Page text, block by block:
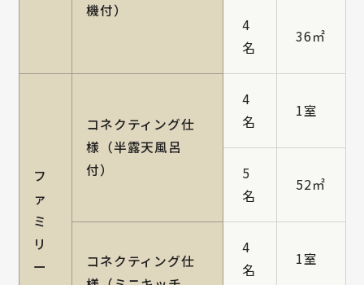
機付）
4
名
36㎡
フ
ァ
ミ
リ
ー
コネクティング仕
様（半露天風呂
付）
4
名
1室
5
名
52㎡
コネクティング仕
4
名
1室